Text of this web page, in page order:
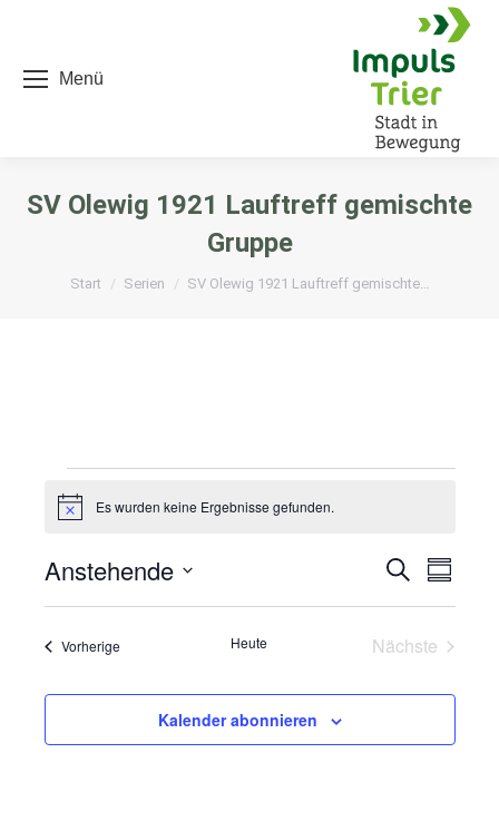
Menü
SV Olewig 1921 Lauftreff gemischte
Gruppe
Sie befinden sich hier:
Start Serien SV Olewig 1921 Lauftreff gemischte…
Veranstaltungen
HinweisEs wurden keine Ergebnisse gefunden.
Suche
und
Suche
Anstehende
Datum
VorherigeVeranstaltungen Heute
Nächste
Kalender abonnieren